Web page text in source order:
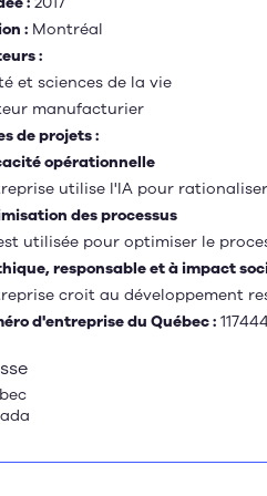
: Montréal
:
et sciences de la vie
manufacturier
de projets :
opérationnelle
utilise l'IA pour
des processus
utilisée pour optimiser le
responsable et à impact
croit au développement
d'entreprise du Québec :